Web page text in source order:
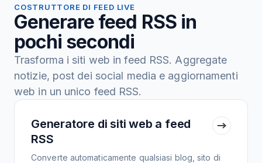
COSTRUTTORE DI FEED LIVE
Generare feed RSS in
pochi secondi
Trasforma i siti web in feed RSS. Aggregate
notizie, post dei social media e aggiornamenti
web in un unico feed RSS.
Generatore di siti web a feed
RSS
Converte automaticamente qualsiasi blog, sito di